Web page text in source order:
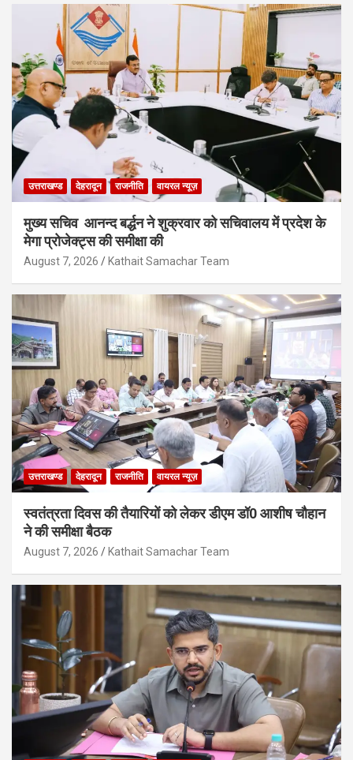
उत्तराखण्ड देहरादून राजनीति वायरल न्यूज़
मुख्य सचिव आनन्द बर्द्धन ने शुक्रवार को सचिवालय में प्रदेश के
मेगा प्रोजेक्ट्स की समीक्षा की
August 7, 2026 Kathait Samachar Team
उत्तराखण्ड देहरादून राजनीति वायरल न्यूज़
स्वतंत्रता दिवस की तैयारियों को लेकर डीएम डॉ0 आशीष चौहान
ने की समीक्षा बैठक
August 7, 2026 Kathait Samachar Team